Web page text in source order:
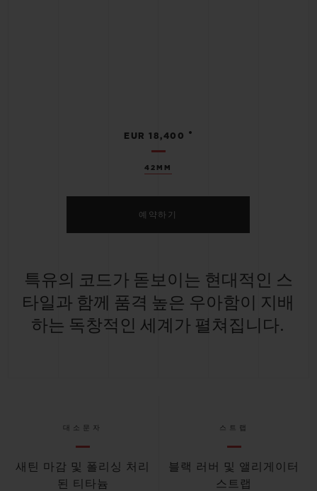
42MM
EUR 18,400 •
예약하기
특유의 코드가 돋보이는 현대적인 스
타일과 함께 품격 높은 우아함이 지배
하는 독창적인 세계가 펼쳐집니다.
대소문자
새틴 마감 및 폴리싱 처리
된 티타늄
스트랩
블랙 러버 및 앨리게이터
스트랩